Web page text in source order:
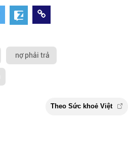
nợ phải trả